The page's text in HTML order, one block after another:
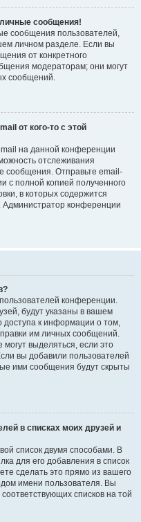
сообщения!
сообщения пользователей,
личном разделе. Если вы
от конкретного
модераторам; они могут
сообщений.
от кого-то с этой
на данной конференции
отслеживания
сообщения. Отправьте email-
с полной копией полученного
в которых содержится
конференции
конференции.
будут указаны в вашем
доступа к информации о том,
им личных сообщений.
выделяться, если это
вы добавили пользователей
ими сообщения будут скрыты
в списках моих друзей и
список двумя способами. В
для его добавления в список
сделать это прямо из вашего
имени пользователя. Вы
списков на той